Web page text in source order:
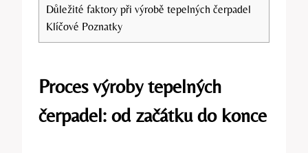
Důležité faktory při výrobě tepelných čerpadel
Klíčové Poznatky
Proces výroby tepelných
čerpadel: od začátku do konce